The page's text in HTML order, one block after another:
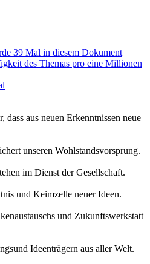
39 Mal in diesem Dokument
des Themas pro eine Millionen
dass aus neuen Erkenntnissen neue
unseren Wohlstandsvorsprung.
im Dienst der Gesellschaft.
und Keimzelle neuer Ideen.
und Zukunftswerkstatt
Ideenträgern aus aller Welt.